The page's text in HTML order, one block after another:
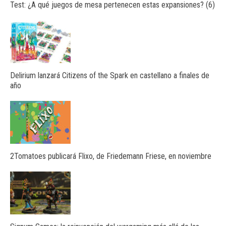
Test: ¿A qué juegos de mesa pertenecen estas expansiones? (6)
Delirium lanzará Citizens of the Spark en castellano a finales de
año
2Tomatoes publicará Flixo, de Friedemann Friese, en noviembre